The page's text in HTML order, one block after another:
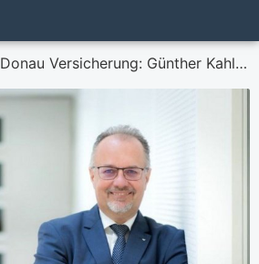
Donau Versicherung: Günther Kahlfuss ist neuer Leiter der betrieblichen Altersvorsorge